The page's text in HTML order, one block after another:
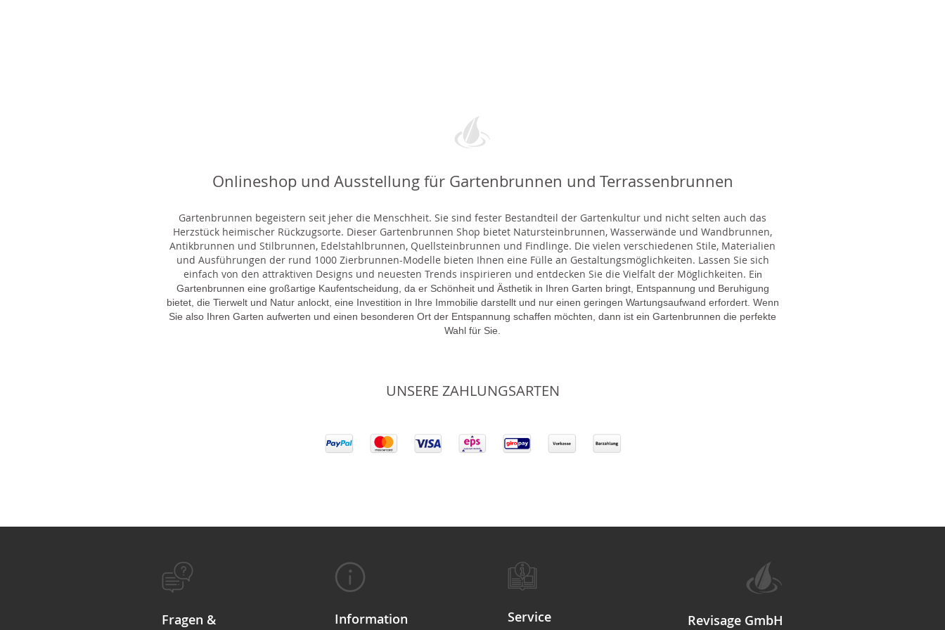
Onlineshop und Ausstellung für Gartenbrunnen und Terrassenbrunnen
Gartenbrunnen begeistern seit jeher die Menschheit. Sie sind fester Bestandteil der Gartenkultur und nicht selten auch das
Herzstück heimischer Rückzugsorte. Dieser Gartenbrunnen Shop bietet Natursteinbrunnen, Wasserwände und Wandbrunnen,
Antikbrunnen und Stilbrunnen, Edelstahlbrunnen, Quellsteinbrunnen und Findlinge. Die vielen verschiedenen Stile, Materialien
und Ausführungen der rund 1000 Zierbrunnen-Modelle bieten Ihnen eine Fülle an Gestaltungsmöglichkeiten. Lassen Sie sich
einfach von den attraktiven Designs und neuesten Trends inspirieren und entdecken Sie die Vielfalt der Möglichkeiten. Ein
Gartenbrunnen eine großartige Kaufentscheidung, da er Schönheit und Ästhetik in Ihren Garten bringt, Entspannung und Beruhigung
bietet, die Tierwelt und Natur anlockt, eine Investition in Ihre Immobilie darstellt und nur einen geringen Wartungsaufwand erfordert. Wenn
Sie also Ihren Garten aufwerten und einen besonderen Ort der Entspannung schaffen möchten, dann ist ein Gartenbrunnen die perfekte
Wahl für Sie.
UNSERE ZAHLUNGSARTEN
Fragen &
Information Service Revisage GmbH